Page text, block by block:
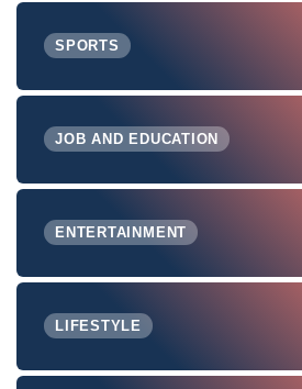
SPORTS
JOB AND EDUCATION
ENTERTAINMENT
LIFESTYLE